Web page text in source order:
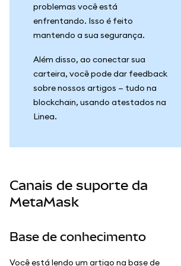
problemas você está
enfrentando. Isso é feito
mantendo a sua segurança.
Além disso, ao conectar sua
carteira, você pode dar feedback
sobre nossos artigos — tudo na
blockchain, usando atestados na
Linea.
Canais de suporte da
MetaMask
Base de conhecimento
Você está lendo um artigo na base de